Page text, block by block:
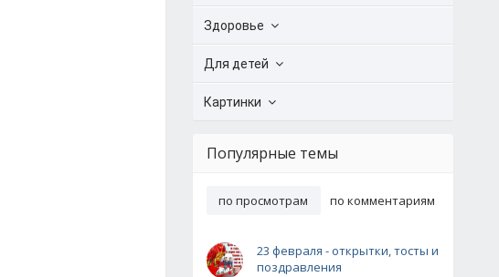
Здоровье
Для детей
Картинки
Популярные темы
по просмотрам по комментариям
23 февраля - открытки, тосты и
поздравления